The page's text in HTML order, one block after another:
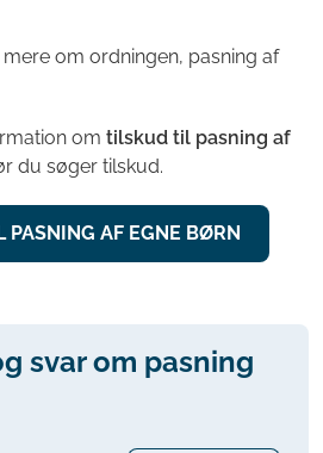
om ordningen, pasning af
om tilskud til pasning af
du søger tilskud.
PASNING AF EGNE BØRN
svar om pasning